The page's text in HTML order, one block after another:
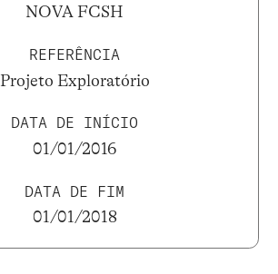
NOVA FCSH
REFERÊNCIA
Projeto Exploratório
DATA DE INÍCIO
01/01/2016
DATA DE FIM
01/01/2018